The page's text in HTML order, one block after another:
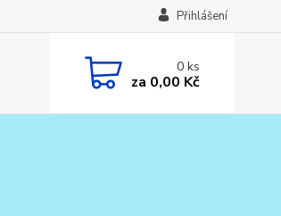
Přihlášení
0ks
za 0,00 Kč